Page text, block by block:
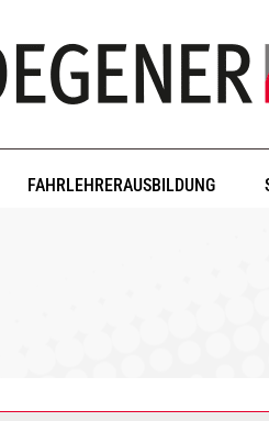
FAHRLEHRERAUSBILDUNG